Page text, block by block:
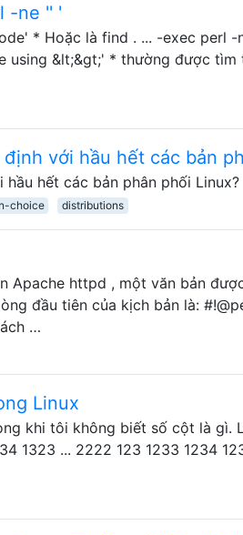
-ne '' '
* Hoặc là find . ... -exec perl -
using &lt;&gt;' * thường được
với hầu hết các bản
hết các bản phân phối Linux?
choice distributions
Apache httpd , một văn bản
đầu tiên của kịch bản là:
…
Linux
khi tôi không biết số cột là gì.
1323 ... 2222 123 1233 1234